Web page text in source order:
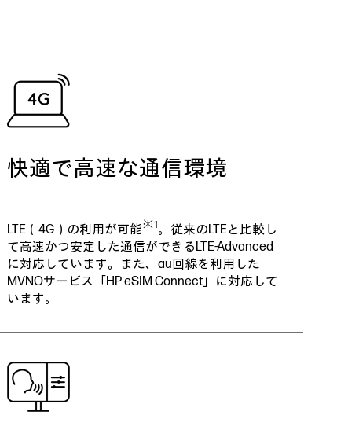
快適で高速な通信環境
LTE（4G）の利用が可能※1。従来のLTEと比較し
て高速かつ安定した通信ができるLTE-Advanced
に対応しています。また、au回線を利用した
MVNOサービス「HP eSIM Connect」に対応して
います。